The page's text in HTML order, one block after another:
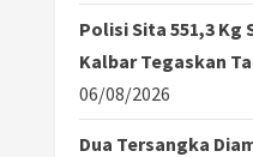
Polisi Sita 551,3 Kg
Kalbar Tegaskan
06/08/2026
Dua Tersangka